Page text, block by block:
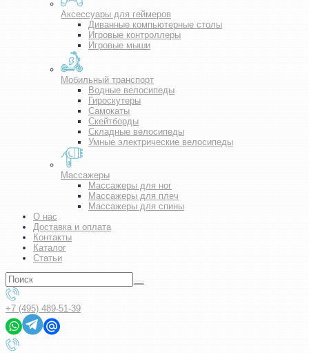
Аксессуары для геймеров
Диванные компьютерные столы
Игровые контроллеры
Игровые мыши
Мобильный транспорт
Водные велосипеды
Гироскутеры
Самокаты
Скейтборды
Складные велосипеды
Умные электрические велосипеды
Массажеры
Массажеры для ног
Массажеры для плеч
Массажеры для спины
О нас
Доставка и оплата
Контакты
Каталог
Статьи
+7 (495) 489-51-39